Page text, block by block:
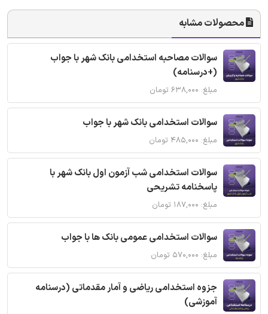
محصولات مشابه
سوالات مصاحبه استخدامی بانک شهر با جواب
(+درسنامه)
مبلغ: ۶۳۸,۰۰۰ تومان
سوالات استخدامی بانک شهر با جواب
مبلغ: ۴۸۵,۰۰۰ تومان
سوالات استخدامی شب آزمون اول بانک شهر با
پاسخنامه تشریحی
مبلغ: ۱۸۷,۰۰۰ تومان
سوالات استخدامی عمومی بانک ها با جواب
مبلغ: ۵۷۰,۰۰۰ تومان
جزوه استخدامی ریاضی و آمار مقدماتی (درسنامه
آموزشی)